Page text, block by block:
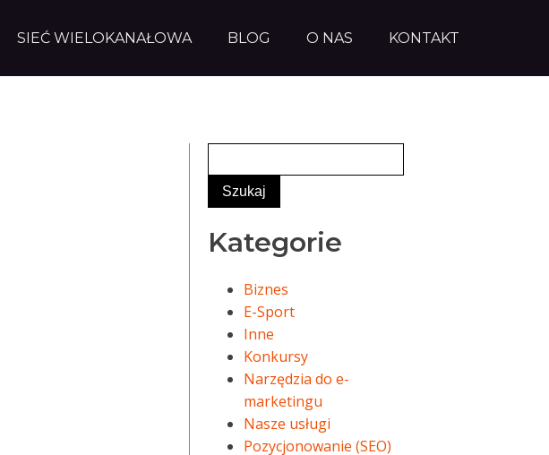
SIEĆ WIELOKANAŁOWA BLOG O NAS KONTAKT
Kategorie
Biznes
E-Sport
Inne
Konkursy
Narzędzia do e-
marketingu
Nasze usługi
Pozycjonowanie (SEO)